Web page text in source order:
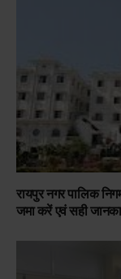
रायपुर नगर पालिक
जमा करें एवं सही